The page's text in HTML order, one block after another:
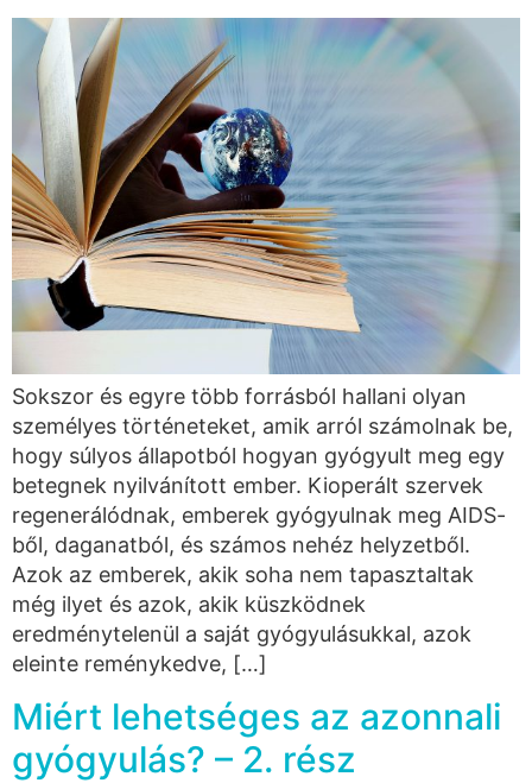
Sokszor és egyre több forrásból hallani olyan
személyes történeteket, amik arról számolnak be,
hogy súlyos állapotból hogyan gyógyult meg egy
betegnek nyilvánított ember. Kioperált szervek
regenerálódnak, emberek gyógyulnak meg AIDS-
ből, daganatból, és számos nehéz helyzetből.
Azok az emberek, akik soha nem tapasztaltak
még ilyet és azok, akik küszködnek
eredménytelenül a saját gyógyulásukkal, azok
eleinte reménykedve, […]
Miért lehetséges az azonnali
gyógyulás? – 2. rész